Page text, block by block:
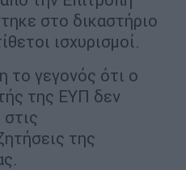
στο δικαστήριο
ισχυρισμοί.
το γεγονός ότι ο
της ΕΥΠ δεν
της